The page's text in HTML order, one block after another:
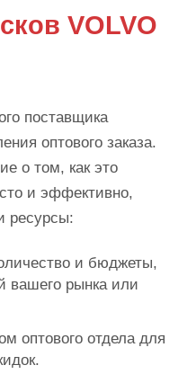
VOLVO
поставщика
оптового заказа.
о том, как это
и эффективно,
ресурсы:
и бюджеты,
вашего рынка или
оптового отдела для